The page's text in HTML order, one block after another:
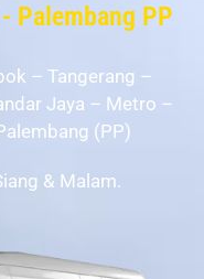
Palembang PP
– Tangerang –
Jaya – Metro –
(PP)
& Malam.